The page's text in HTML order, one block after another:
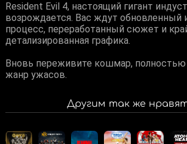
Resident Evil 4, настоящий гигант
возрождается. Вас ждут обновленный
процесс, переработанный сюжет и
детализированная графика.
Вновь переживите кошмар,
жанр ужасов.
Другим так же